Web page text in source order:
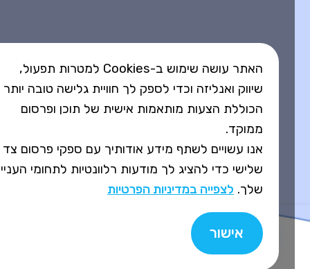
האתר עושה שימוש ב-Cookies למטרות תפעול,
שיווק ואנליזה וכדי לספק לך חוויית גלישה טובה יותר
הכוללת הצעות מותאמות אישית של תוכן ופרסום
ממוקד.
אנו עשויים לשתף מידע אודותיך עם ספקי פרסום צד
שלישי כדי להציג לך מודעות רלוונטיות לתחומי העניין
שלך.לצפייה במדיניות הפרטיות
אישור